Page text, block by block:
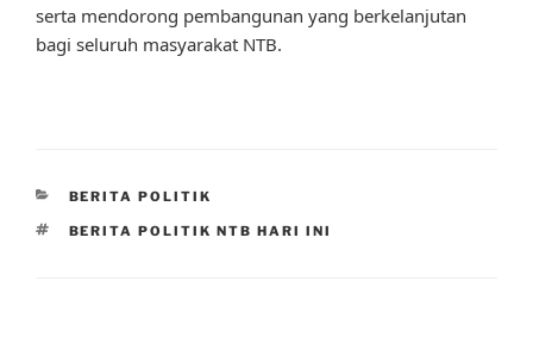
serta mendorong pembangunan yang berkelanjutan
bagi seluruh masyarakat NTB.
CATEGORIES
BERITA POLITIK
TAGS
BERITA POLITIK NTB HARI INI